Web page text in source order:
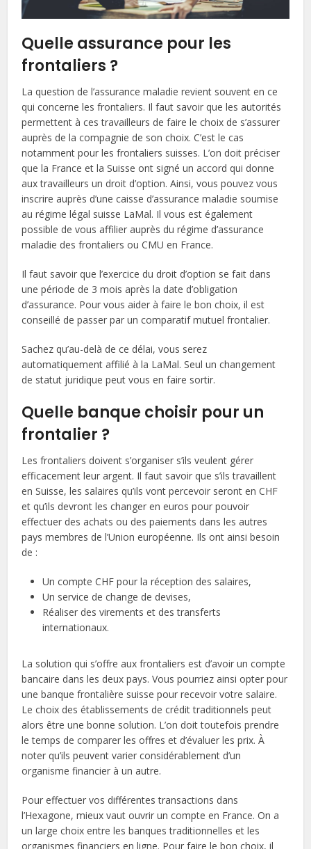
Quelle assurance pour les
frontaliers ?
La question de l’assurance maladie revient souvent en ce
qui concerne les frontaliers. Il faut savoir que les autorités
permettent à ces travailleurs de faire le choix de s’assurer
auprès de la compagnie de son choix. C’est le cas
notamment pour les frontaliers suisses. L’on doit préciser
que la France et la Suisse ont signé un accord qui donne
aux travailleurs un droit d’option. Ainsi, vous pouvez vous
inscrire auprès d’une caisse d’assurance maladie soumise
au régime légal suisse LaMal. Il vous est également
possible de vous affilier auprès du régime d’assurance
maladie des frontaliers ou CMU en France.
Il faut savoir que l’exercice du droit d’option se fait dans
une période de 3 mois après la date d’obligation
d’assurance. Pour vous aider à faire le bon choix, il est
conseillé de passer par un comparatif mutuel frontalier.
Sachez qu’au-delà de ce délai, vous serez
automatiquement affilié à la LaMal. Seul un changement
de statut juridique peut vous en faire sortir.
Quelle banque choisir pour un
frontalier ?
Les frontaliers doivent s’organiser s’ils veulent gérer
efficacement leur argent. Il faut savoir que s’ils travaillent
en Suisse, les salaires qu’ils vont percevoir seront en CHF
et qu’ils devront les changer en euros pour pouvoir
effectuer des achats ou des paiements dans les autres
pays membres de l’Union européenne. Ils ont ainsi besoin
de :
Un compte CHF pour la réception des salaires,
Un service de change de devises,
Réaliser des virements et des transferts
internationaux.
La solution qui s’offre aux frontaliers est d’avoir un compte
bancaire dans les deux pays. Vous pourriez ainsi opter pour
une banque frontalière suisse pour recevoir votre salaire.
Le choix des établissements de crédit traditionnels peut
alors être une bonne solution. L’on doit toutefois prendre
le temps de comparer les offres et d’évaluer les prix. À
noter qu’ils peuvent varier considérablement d’un
organisme financier à un autre.
Pour effectuer vos différentes transactions dans
l’Hexagone, mieux vaut ouvrir un compte en France. On a
un large choix entre les banques traditionnelles et les
organismes financiers en ligne. Pour faire le bon choix, il